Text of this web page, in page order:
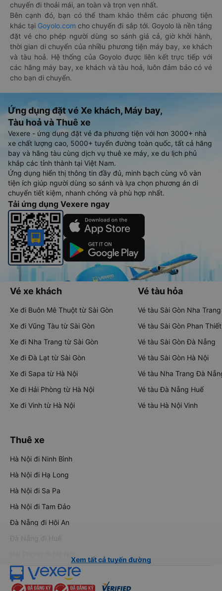
chuyến đi thoải mái, an toàn và trọn vẹn nhất.
Bên cạnh đó, bạn có thể tham khảo thêm các phương tiện
khác tại Goyolo.com cho chuyến đi sắp tới. Goyolo là nền tảng
đặt vé cho phép người dùng so sánh giá cả, giờ khởi hành,
thời gian di chuyển của nhiều phương tiện máy bay, xe khách
và tàu hoả. Hệ thống của Goyolo được liên kết trực tiếp với
các hãng máy bay, xe khách và tàu hoả, luôn đảm bảo có vé
cho bạn di chuyển.
Ứng dụng đặt vé Xe khách, Máy bay,
Tàu hoả và Thuê xe
Vexere - ứng dụng đặt vé đa phương tiện với hơn 3000+ nhà
xe chất lượng cao, 5000+ tuyến đường toàn quốc, tất cả hãng
bay và hãng tàu cùng dịch vụ thuê xe máy, xe du lịch phủ
khắp các tỉnh thành tại Việt Nam.
Ứng dụng hiển thị thông tin đầy đủ, minh bạch cùng vô vàn
tiện ích giúp người dùng so sánh và lựa chọn phương án di
chuyển tiết kiệm, nhanh chóng và phù hợp nhất.
Tải ứng dụng Vexere ngay
Vé xe khách
Xe đi Buôn Mê Thuột từ Sài Gòn
Xe đi Vũng Tàu từ Sài Gòn
Xe đi Nha Trang từ Sài Gòn
Xe đi Đà Lạt từ Sài Gòn
Xe đi Sapa từ Hà Nội
Xe đi Hải Phòng từ Hà Nội
Xe đi Vinh từ Hà Nội
Vé tàu hỏa
Vé tàu Sài Gòn Nha Trang
Vé tàu Sài Gòn Phan Thiết
Vé tàu Sài Gòn Đà Nẵng
Vé tàu Sài Gòn Hà Nội
Vé tàu Nha Trang Đà
Vé tàu Đà Nẵng Huế
Vé tàu Hà Nội Vinh
Thuê xe
Hà Nội đi Ninh Bình
Hà Nội đi Hạ Long
Hà Nội đi Sa Pa
Hà Nội đi Tam Đảo
Đà Nẵng đi Hội An
Đà Nẵng đi Huế
Xem tất cả tuyến đường